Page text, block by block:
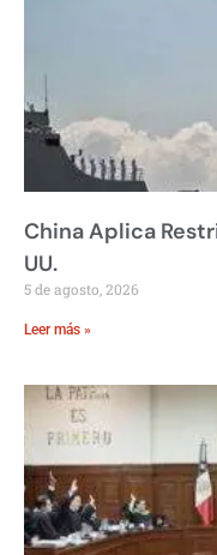
China Aplica
UU.
5 de agosto, 2026
Leer más »